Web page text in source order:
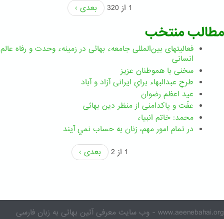
1 از 320
بعدی ›
مطالب منتخب
فعالیتهای بین‌المللی جامعهء بهائی در زمینهء وحدت و رفاه عالم
انسانی
سخنی با هموطنان عزیز
طرحِ عبدالبهاء برایِ ایرانی آزاد و آباد
عید اعظم رضوان
عفّت و پاکدامنی از منظر دین بهائی
محمد: خاتم انبیاء
در تمام امور مهم،‌ زنان به حساب نمي آيند
1 از 2
بعدی ›
www.aeenebahai.org - وب سایت معرفی آئین بهائی به زبان فارسی